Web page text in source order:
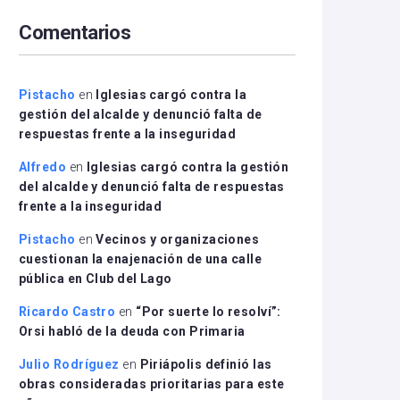
disminuir
el
Comentarios
Pistacho en
Iglesias cargó contra la
gestión del alcalde y denunció falta de
respuestas frente a la inseguridad
Alfredo en
Iglesias cargó contra la gestión
del alcalde y denunció falta de respuestas
frente a la inseguridad
Pistacho enVecinos y organizaciones
cuestionan la enajenación de una calle
pública en Club del Lago
Ricardo Castro en “Por suerte lo resolví”:
Orsi habló de la deuda con Primaria
Julio Rodríguez en Piriápolis definió las
obras consideradas prioritarias para este